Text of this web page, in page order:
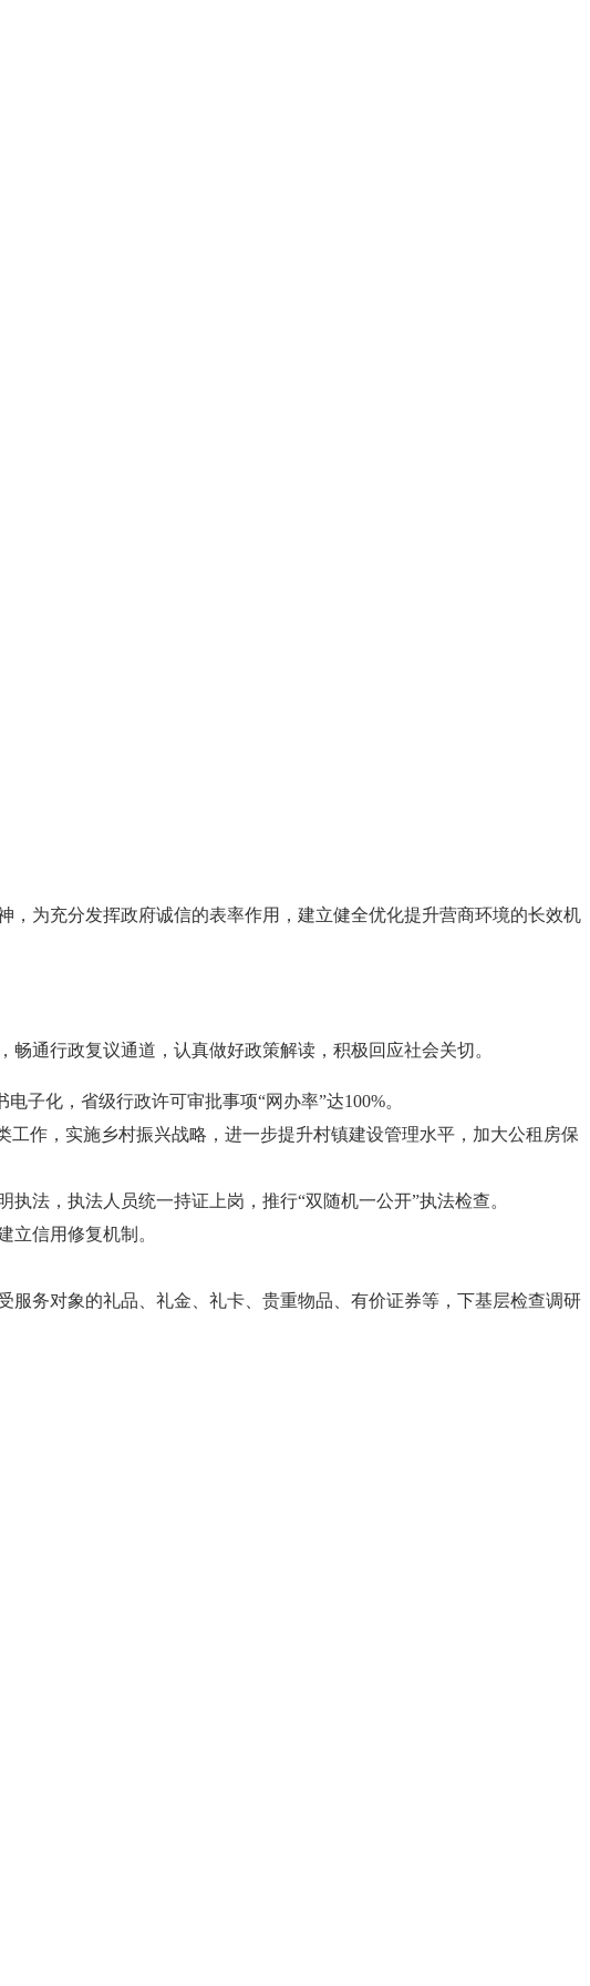
为充分发挥政府诚信的表率作用，建立健全优化提升营商环境的长效机
通行政复议通道，认真做好政策解读，积极回应社会关切。
子化，省级行政许可审批事项“网办率”达100%。
作，实施乡村振兴战略，进一步提升村镇建设管理水平，加大公租房保
法，执法人员统一持证上岗，推行“双随机一公开”执法检查。
立信用修复机制。
务对象的礼品、礼金、礼卡、贵重物品、有价证券等，下基层检查调研